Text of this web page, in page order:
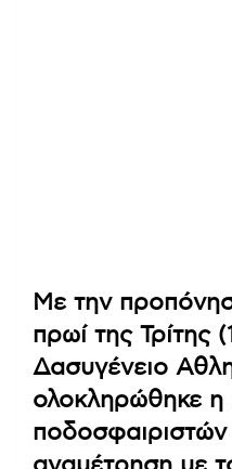
Με την
πρωί της Τρίτης
Δασυγένειο
ολοκληρώθηκε η